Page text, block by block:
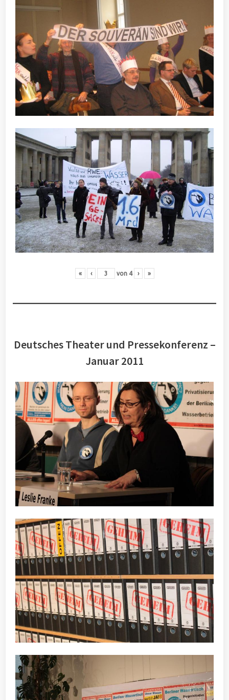
« ‹ von 4 › »
Deutsches Theater und Pressekonferenz –
Januar 2011